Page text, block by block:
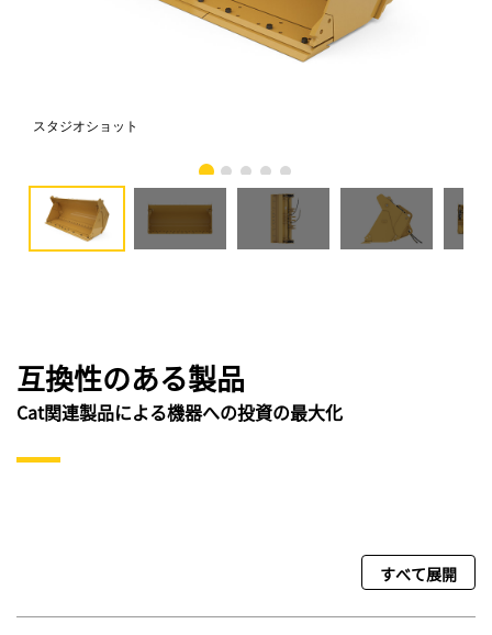
スタジオショット
互換性のある製品
Cat関連製品による機器への投資の最大化
すべて展開